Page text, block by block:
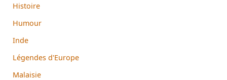
Histoire
Humour
Inde
Légendes d'Europe
Malaisie